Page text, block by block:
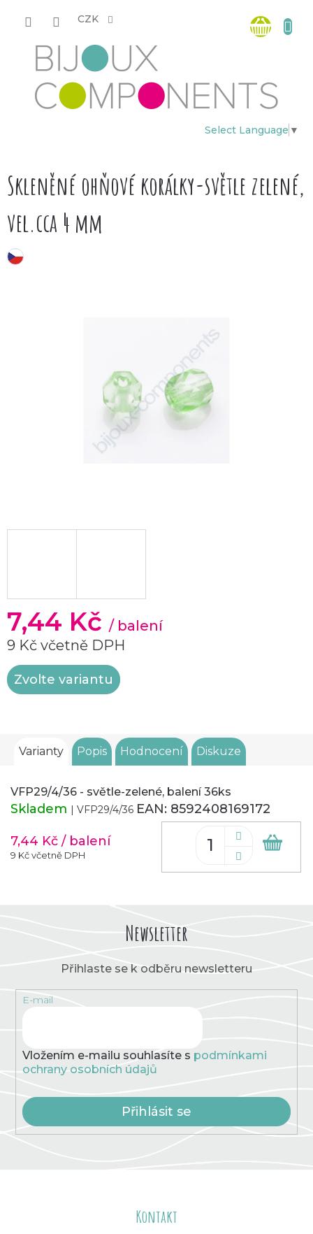
CZK
Select Language ▼
košík
Skleněné ohňové korálky-světle zelené,
vel.cca 4 mm
7,44 Kč / balení
9 Kč včetně DPH
Měrná
cena:
Zvolte variantu
Varianty Popis Hodnocení Diskuze
VFP29/4/36 - světle-zelené, balení 36ks
Skladem | VFP29/4/36 EAN: 8592408169172
7,44 Kč / balení
9 Kč včetně DPH
Newsletter
Přihlaste se k odběru newsletteru
E-mail
Vložením e-mailu souhlasíte s podmínkami
ochrany osobních údajů
Přihlásit se
Kontakt